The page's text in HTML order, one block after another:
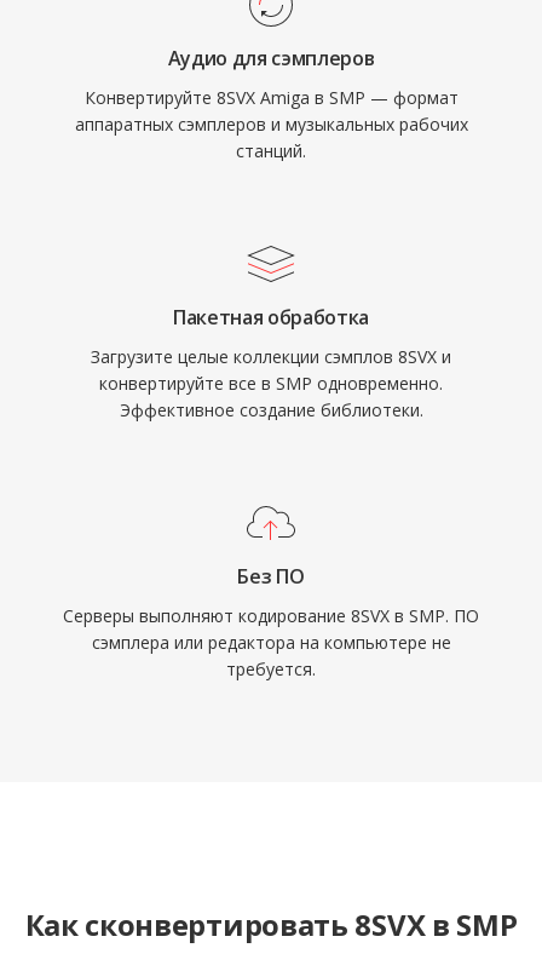
Аудио для сэмплеров
Конвертируйте 8SVX Amiga в SMP — формат
аппаратных сэмплеров и музыкальных рабочих
станций.
Пакетная обработка
Загрузите целые коллекции сэмплов 8SVX и
конвертируйте все в SMP одновременно.
Эффективное создание библиотеки.
Без ПО
Серверы выполняют кодирование 8SVX в SMP. ПО
сэмплера или редактора на компьютере не
требуется.
Как сконвертировать 8SVX в SMP